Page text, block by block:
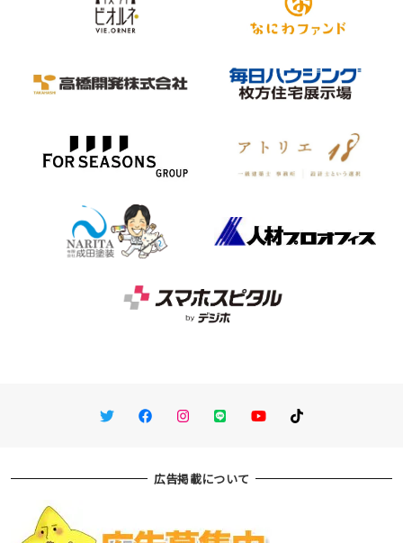
TwitterFacebookInstagram
LINE You TubeTikTok
広告掲載について